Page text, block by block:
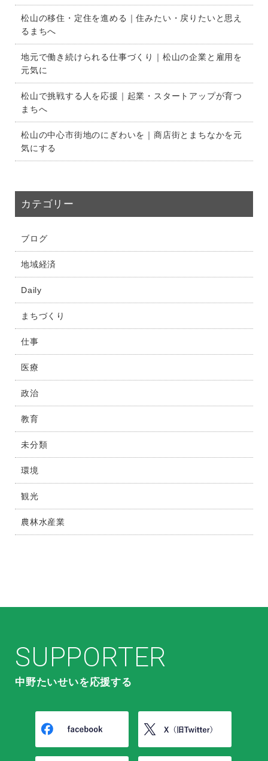
松山の移住・定住を進める｜住みたい・戻りたいと思え
るまちへ
地元で働き続けられる仕事づくり｜松山の企業と雇用を
元気に
松山で挑戦する人を応援｜起業・スタートアップが育つ
まちへ
松山の中心市街地のにぎわいを｜商店街とまちなかを元
気にする
カテゴリー
ブログ
地域経済
Daily
まちづくり
仕事
医療
政治
教育
未分類
環境
観光
農林水産業
SUPPORTER
中野たいせいを応援する